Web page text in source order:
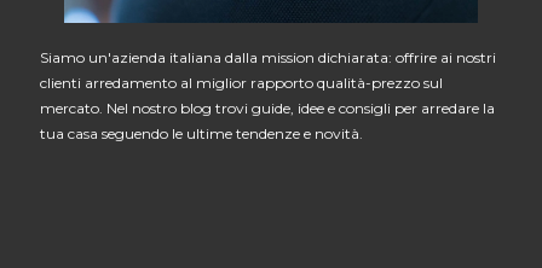
Siamo un'azienda italiana dalla mission dichiarata: offrire ai nostri
clienti arredamento al miglior rapporto qualità-prezzo sul
mercato. Nel nostro blog trovi guide, idee e consigli per arredare la
tua casa seguendo le ultime tendenze e novità.